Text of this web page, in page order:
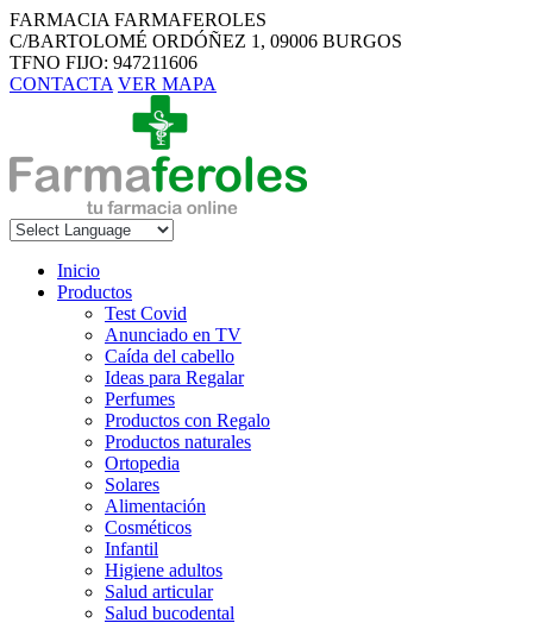
FARMACIA FARMAFEROLES
C/BARTOLOMÉ ORDÓÑEZ 1, 09006 BURGOS
TFNO FIJO: 947211606
CONTACTA VER MAPA
Inicio
Productos
Test Covid
Anunciado en TV
Caída del cabello
Ideas para Regalar
Perfumes
Productos con Regalo
Productos naturales
Ortopedia
Solares
Alimentación
Cosméticos
Infantil
Higiene adultos
Salud articular
Salud bucodental